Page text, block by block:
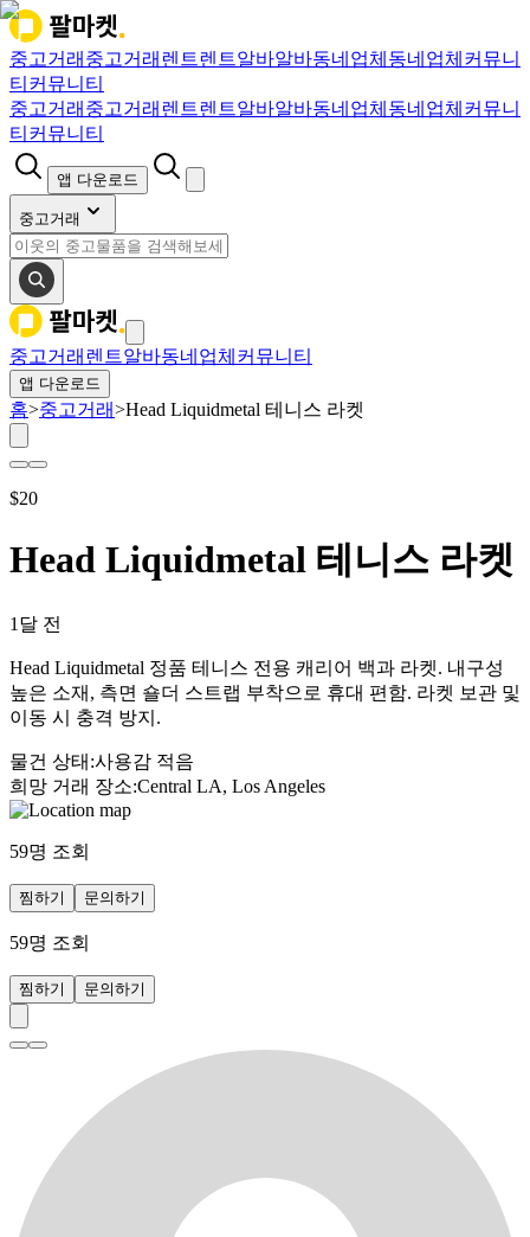
중고거래 중고거래 렌트렌트알바알바동네업체 동네업체 커뮤니
티 커뮤니티
중고거래 중고거래 렌트렌트알바알바동네업체 동네업체 커뮤니
티 커뮤니티
앱 다운로드
중고거래
중고거래 렌트알바동네업체 커뮤니티
앱 다운로드
홈>중고거래>Head Liquidmetal 테니스 라켓
$20
Head Liquidmetal 테니스 라켓
1달 전
Head Liquidmetal 정품 테니스 전용 캐리어 백과 라켓. 내구성
높은 소재, 측면 숄더 스트랩 부착으로 휴대 편함. 라켓 보관 및
이동 시 충격 방지.
물건 상태 :사용감 적음
희망 거래 장소:Central LA, Los Angeles
59명 조회
찜하기 문의하기
59명 조회
찜하기 문의하기